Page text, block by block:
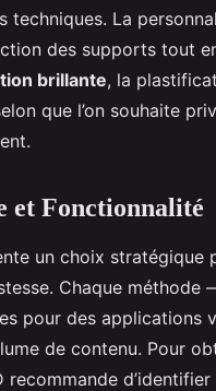
techniques. La
des supports tout
brillante, la
que l’on souhaite
et Fonctionnalité
un choix
Chaque
pour des applications
de contenu. Pour
recommande d’identifier